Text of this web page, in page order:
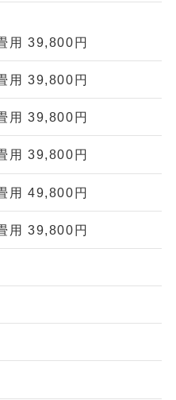
用 39,800円
用 39,800円
用 39,800円
用 39,800円
用 49,800円
用 39,800円